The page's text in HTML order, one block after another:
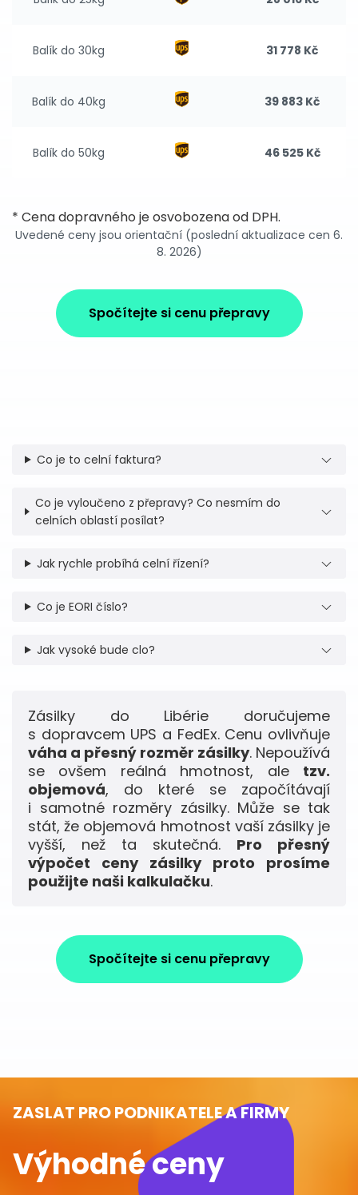
Balík do 30kg 31 778 Kč
Balík do 40kg 39 883 Kč
Balík do 50kg 46 525 Kč
* Cena dopravného je osvobozena od DPH.
Uvedené ceny jsou orientační (poslední aktualizace cen 6.
8. 2026)
Spočítejte si cenu přepravy
Co je to celní faktura?
Co je vyloučeno z přepravy? Co nesmím do
celních oblastí posílat?
Jak rychle probíhá celní řízení?
Co je EORI číslo?
Jak vysoké bude clo?
Zásilky do Libérie doručujeme
s dopravcem UPS a FedEx. Cenu ovlivňuje
váha a přesný rozměr zásilky. Nepoužívá
se ovšem reálná hmotnost, ale tzv.
objemová, do které se započítávají
i samotné rozměry zásilky. Může se tak
stát, že objemová hmotnost vaší zásilky je
vyšší, než ta skutečná. Pro přesný
výpočet ceny zásilky proto prosíme
použijte naši kalkulačku.
Spočítejte si cenu přepravy
ZASLAT PRO PODNIKATELE A FIRMY
Výhodné ceny